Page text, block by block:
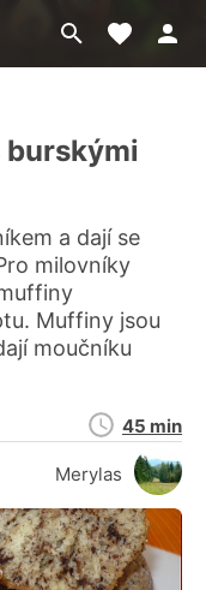
Přejít
na
Moje
burskými
a dají se
milovníky
Muffiny jsou
moučníku
Merylas
Doba
přípravy
45 min